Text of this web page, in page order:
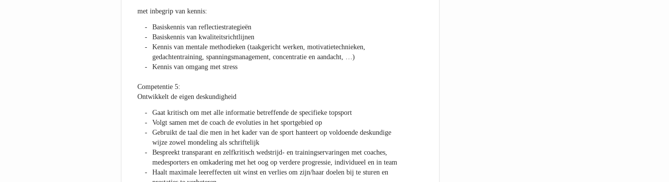
met inbegrip van kennis:
Basiskennis van reflectiestrategieën
Basiskennis van kwaliteitsrichtlijnen
Kennis van mentale methodieken (taakgericht werken, motivatietechnieken,
gedachtentraining, spanningsmanagement, concentratie en aandacht, …)
Kennis van omgang met stress
Competentie 5:
Ontwikkelt de eigen deskundigheid
Gaat kritisch om met alle informatie betreffende de specifieke topsport
Volgt samen met de coach de evoluties in het sportgebied op
Gebruikt de taal die men in het kader van de sport hanteert op voldoende deskundige
wijze zowel mondeling als schriftelijk
Bespreekt transparant en zelfkritisch wedstrijd- en trainingservaringen met coaches,
medesporters en omkadering met het oog op verdere progressie, individueel en in team
Haalt maximale leereffecten uit winst en verlies om zijn/haar doelen bij te sturen en